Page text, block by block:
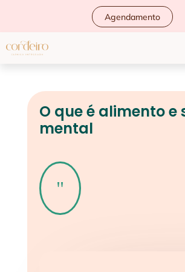
Agendamento
O que é alimento e
mental
"